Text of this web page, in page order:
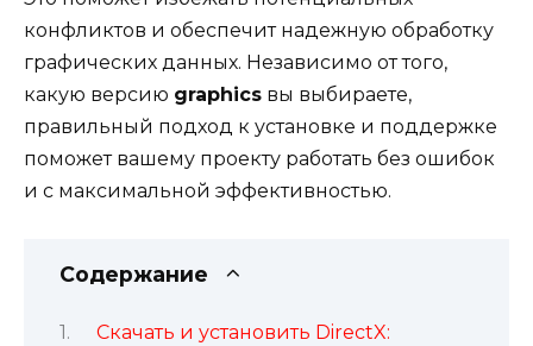
конфликтов и обеспечит надежную обработку
графических данных. Независимо от того,
какую версию graphics вы выбираете,
правильный подход к установке и поддержке
поможет вашему проекту работать без ошибок
и с максимальной эффективностью.
Содержание
Скачать и установить DirectX: